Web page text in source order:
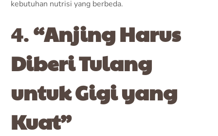
kebutuhan nutrisi yang berbeda.
4.“Anjing Harus
Diberi Tulang
untuk Gigi yang
Kuat”